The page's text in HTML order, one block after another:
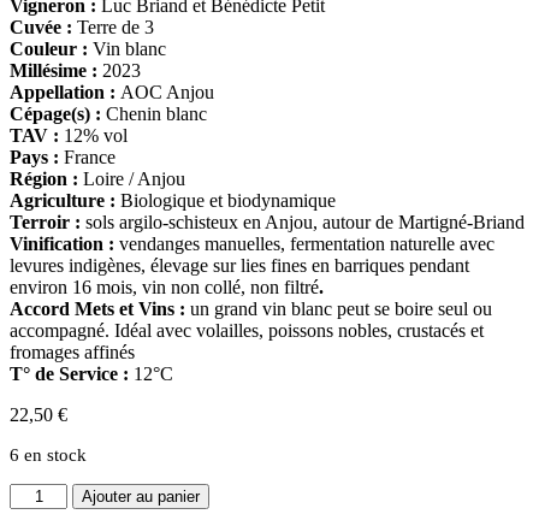
Vigneron : Luc Briand et Bénédicte Petit
Cuvée : Terre de 3
Couleur : Vin blanc
Millésime : 2023
Appellation : AOC Anjou
Cépage(s) : Chenin blanc
TAV : 12% vol
Pays : France
Région : Loire / Anjou
Agriculture : Biologique et biodynamique
Terroir : sols argilo-schisteux en Anjou, autour de Martigné-Briand
Vinification : vendanges manuelles, fermentation naturelle avec
levures indigènes, élevage sur lies fines en barriques pendant
environ 16 mois, vin non collé, non filtré.
Accord Mets et Vins : un grand vin blanc peut se boire seul ou
accompagné. Idéal avec volailles, poissons nobles, crustacés et
fromages affinés
T° de Service : 12°C
22,50 €
6 en stock
quantité
de
Ajouter au panier